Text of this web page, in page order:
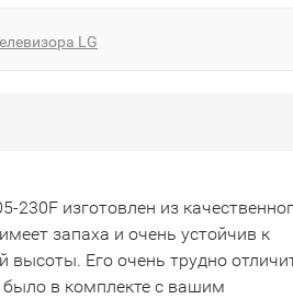
LG
230F изготовлен из
запаха и очень устойчив к
высоты. Его очень трудно
было в комплекте с вашим